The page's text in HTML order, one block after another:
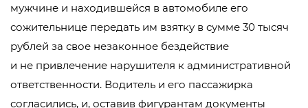
мужчине и находившейся в автомобиле его
сожительнице передать им взятку в сумме 30 тысяч
рублей за свое незаконное бездействие
и не привлечение нарушителя к административной
ответственности. Водитель и его пассажирка
согласились, и, оставив фигурантам документы